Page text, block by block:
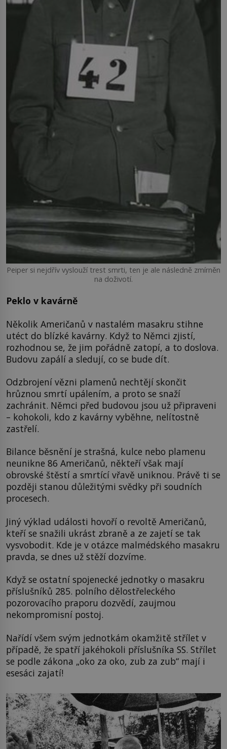
Peiper si nejdřív vyslouží trest smrti, ten je ale následně zmírněn
na doživotí.
Peklo v kavárně
Několik Američanů v nastalém masakru stihne
utéct do blízké kavárny. Když to Němci zjistí,
rozhodnou se, že jim pořádně zatopí, a to doslova.
Budovu zapálí a sledují, co se bude dít.
Odzbrojení vězni plamenů nechtějí skončit
hrůznou smrtí upálením, a proto se snaží
zachránit. Němci před budovou jsou už připraveni
– kohokoli, kdo z kavárny vyběhne, nelítostně
zastřelí.
Bilance běsnění je strašná, kulce nebo plamenu
neunikne 86 Američanů, někteří však mají
obrovské štěstí a smrtící vřavě uniknou. Právě ti se
později stanou důležitými svědky při soudních
procesech.
Jiný výklad události hovoří o revoltě Američanů,
kteří se snažili ukrást zbraně a ze zajetí se tak
vysvobodit. Kde je v otázce malmédského masakru
pravda, se dnes už stěží dozvíme.
Když se ostatní spojenecké jednotky o masakru
příslušníků 285. polního dělostřeleckého
pozorovacího praporu dozvědí, zaujmou
nekompromisní postoj.
Nařídí všem svým jednotkám okamžitě střílet v
případě, že spatří jakéhokoli příslušníka SS. Střílet
se podle zákona „oko za oko, zub za zub“ mají i
esesáci zajatí!